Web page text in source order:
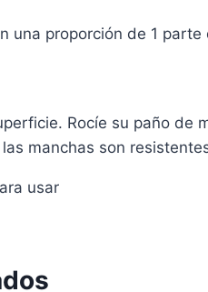
una proporción de 1
Rocíe su paño de
manchas son
usar